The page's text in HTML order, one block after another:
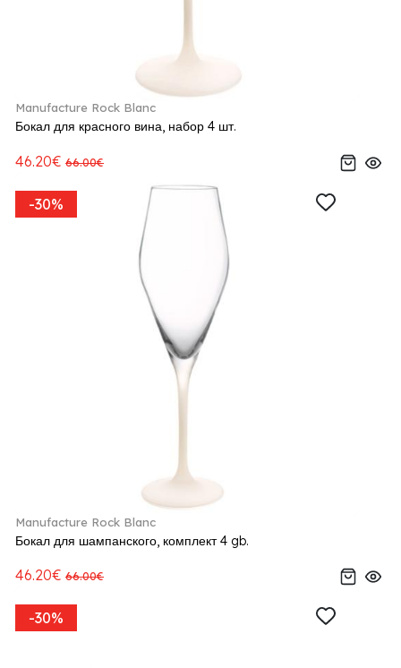
Manufacture Rock Blanc
Бокал для красного вина, набор 4 шт.
46.20€ 66.00€
-30%
Manufacture Rock Blanc
Бокал для шампанского, комплект 4 gb.
46.20€ 66.00€
-30%